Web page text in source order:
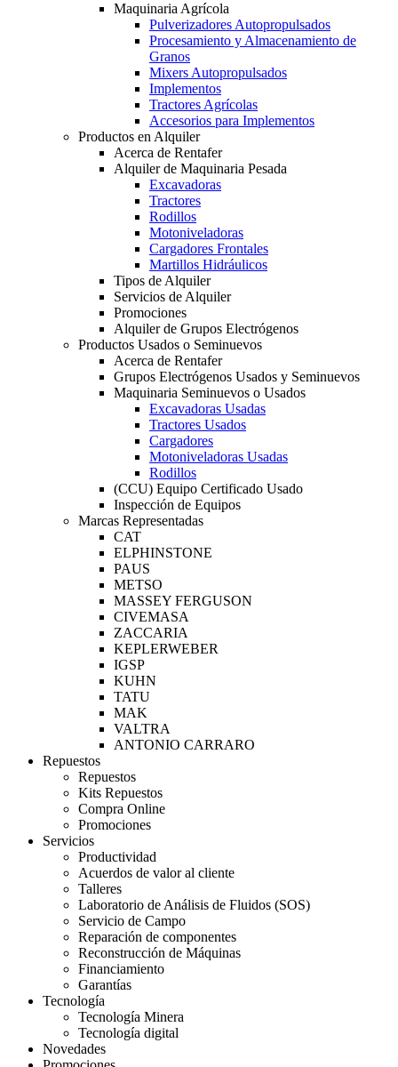
Maquinaria Agrícola
Pulverizadores Autopropulsados
Procesamiento y Almacenamiento de
Granos
Mixers Autopropulsados
Implementos
Tractores Agrícolas
Accesorios para Implementos
Productos en Alquiler
Acerca de Rentafer
Alquiler de Maquinaria Pesada
Excavadoras
Tractores
Rodillos
Motoniveladoras
Cargadores Frontales
Martillos Hidráulicos
Tipos de Alquiler
Servicios de Alquiler
Promociones
Alquiler de Grupos Electrógenos
Productos Usados o Seminuevos
Acerca de Rentafer
Grupos Electrógenos Usados y Seminuevos
Maquinaria Seminuevos o Usados
Excavadoras Usadas
Tractores Usados
Cargadores
Motoniveladoras Usadas
Rodillos
(CCU) Equipo Certificado Usado
Inspección de Equipos
Marcas Representadas
CAT
ELPHINSTONE
PAUS
METSO
MASSEY FERGUSON
CIVEMASA
ZACCARIA
KEPLERWEBER
IGSP
KUHN
TATU
MAK
VALTRA
ANTONIO CARRARO
Repuestos
Repuestos
Kits Repuestos
Compra Online
Promociones
Servicios
Productividad
Acuerdos de valor al cliente
Talleres
Laboratorio de Análisis de Fluidos (SOS)
Servicio de Campo
Reparación de componentes
Reconstrucción de Máquinas
Financiamiento
Garantías
Tecnología
Tecnología Minera
Tecnología digital
Novedades